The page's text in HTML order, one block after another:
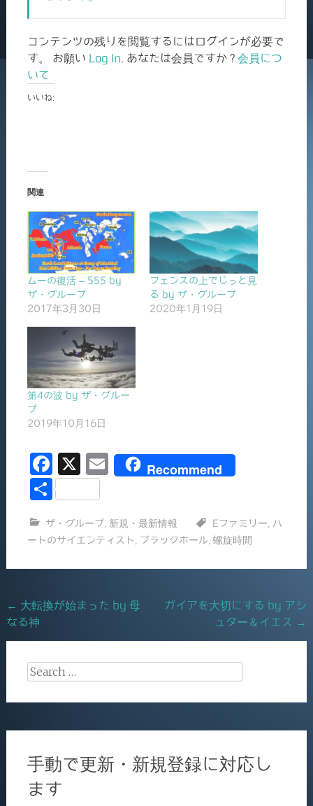
コンテンツの残りを閲覧するにはログインが必要で
す。 お願い Log In . あなたは会員ですか ? 会員につ
いて
いいね:
関連
ムーの復活 – 555 by
ザ・グループ
2017年3月30日
フェンスの上でじっと見
る by ザ・グループ
2020年1月19日
第4の波 by ザ・グルー
プ
2019年10月16日
F
a
e
o
o
X
E
l
Recommend
共
ザ・グループ 新規・最新情報 Eファミリー
ハ
ートのサイエンティスト
ブラックホール 螺旋時間
Post
navigation
← 大転換が始まった by 母
なる神
ガイアを大切にする by アシ
ュター＆イエス →
Search
手動で更新・新規登録に対応し
ます